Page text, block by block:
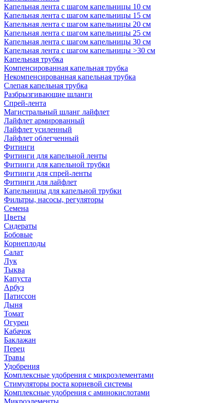
Капельная лента с шагом капельницы 10 см
Капельная лента с шагом капельницы 15 см
Капельная лента с шагом капельницы 20 см
Капельная лента с шагом капельницы 25 см
Капельная лента с шагом капельницы 30 см
Капельная лента с шагом капельницы >30 см
Капельная трубка
Компенсированная капельная трубка
Некомпенсированная капельная трубка
Слепая капельная трубка
Разбрызгивающие шланги
Спрей-лента
Магистральный шланг лайфлет
Лайфлет армированный
Лайфлет усиленный
Лайфлет облегченный
Фитинги
Фитинги для капельной ленты
Фитинги для капельной трубки
Фитинги для спрей-ленты
Фитинги для лайфлет
Капельницы для капельной трубки
Фильтры, насосы, регуляторы
Семена
Цветы
Сидераты
Бобовые
Корнеплоды
Салат
Лук
Тыква
Капуста
Арбуз
Патиссон
Дыня
Томат
Огурец
Кабачок
Баклажан
Перец
Травы
Удобрения
Комплексные удобрения с микроэлементами
Стимуляторы роста корневой системы
Комплексные удобрения с аминокислотами
Микроэлементы